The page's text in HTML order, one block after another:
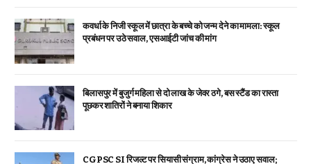
कवर्धा के निजी स्कूल में छात्रा के बच्चे को जन्म देने का मामला: स्कूल
प्रबंधन पर उठे सवाल, एसआईटी जांच की मांग
बिलासपुर में बुजुर्ग महिला से दो लाख के जेवर ठगे, बस स्टैंड का रास्ता
पूछकर शातिरों ने बनाया शिकार
CGPSC SI रिजल्ट पर सियासी संग्राम, कांग्रेस ने उठाए सवाल;